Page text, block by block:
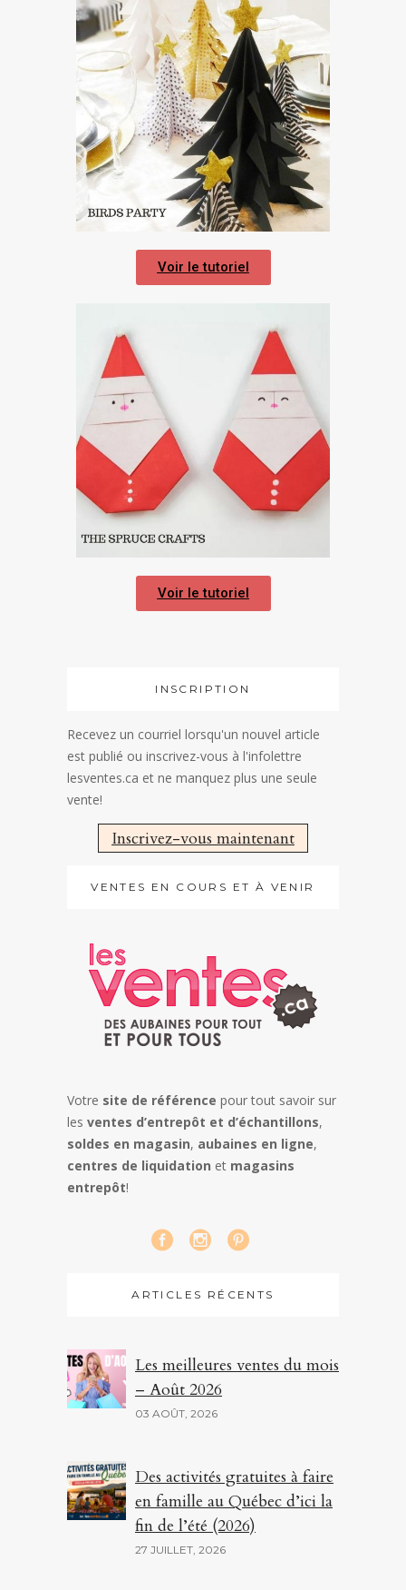
Voir le tutoriel
Voir le tutoriel
INSCRIPTION
Recevez un courriel lorsqu'un nouvel article
est publié ou inscrivez-vous à l'infolettre
lesventes.ca et ne manquez plus une seule
vente!
Inscrivez-vous maintenant
VENTES EN COURS ET À VENIR
Votre site de référence pour tout savoir sur
les ventes d’entrepôt et d’échantillons,
soldes en magasin, aubaines en ligne,
centres de liquidation et magasins
entrepôt!
ARTICLES RÉCENTS
Les meilleures ventes du mois
– Août 2026
03 AOÛT, 2026
Des activités gratuites à faire
en famille au Québec d’ici la
fin de l’été (2026)
27 JUILLET, 2026